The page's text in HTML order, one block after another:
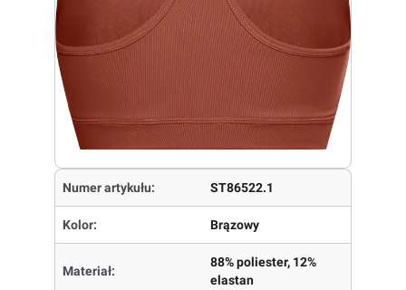
Numer artykułu: ST86522.1
Kolor: Brązowy
Materiał:
88% poliester, 12%
elastan